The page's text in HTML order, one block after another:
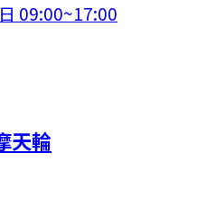
09:00~17:00
天輪